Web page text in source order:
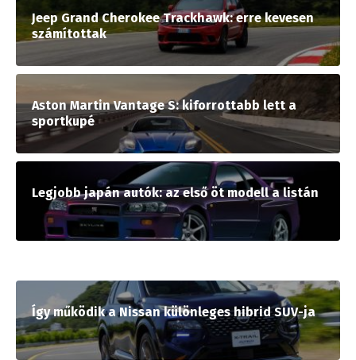
Jeep Grand Cherokee Trackhawk: erre kevesen
számítottak
Aston Martin Vantage S: kiforrottabb lett a
sportkupé
Legjobb japán autók: az első öt modell a listán
Így működik a Nissan különleges hibrid SUV-ja